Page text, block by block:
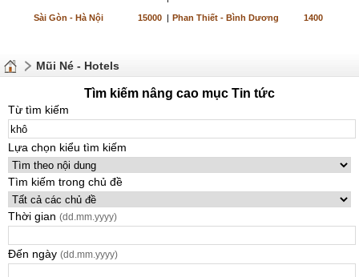
Sài Gòn - Hà Nội 15000 | Phan Thiết - Bình Dương 1400
Mũi Né - Hotels
Tìm kiếm nâng cao mục Tin tức
Từ tìm kiếm
Lựa chọn kiểu tìm kiếm
Tìm kiếm trong chủ đề
Thời gian (dd.mm.yyyy)
Đến ngày (dd.mm.yyyy)